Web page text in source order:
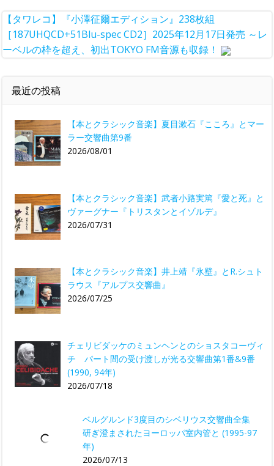
【タワレコ】『小澤征爾エディション』238枚組
［187UHQCD+51Blu-spec CD2］2025年12月17日発売 ～レ
ーベルの枠を超え、初出TOKYO FM音源も収録！
最近の投稿
【本とクラシック音楽】夏目漱石『こころ』とマー
ラー交響曲第9番
2026/08/01
【本とクラシック音楽】武者小路実篤『愛と死』と
ヴァーグナー『トリスタンとイゾルデ』
2026/07/31
【本とクラシック音楽】井上靖『氷壁』とR.シュト
ラウス『アルプス交響曲』
2026/07/25
チェリビダッケのミュンヘンとのショスタコーヴィ
チ パート間の受け渡しが光る交響曲第1番&9番
(1990, 94年)
2026/07/18
ベルグルンド3度目のシベリウス交響曲全集
研ぎ澄まされたヨーロッパ室内管と (1995-97
年)
2026/07/13